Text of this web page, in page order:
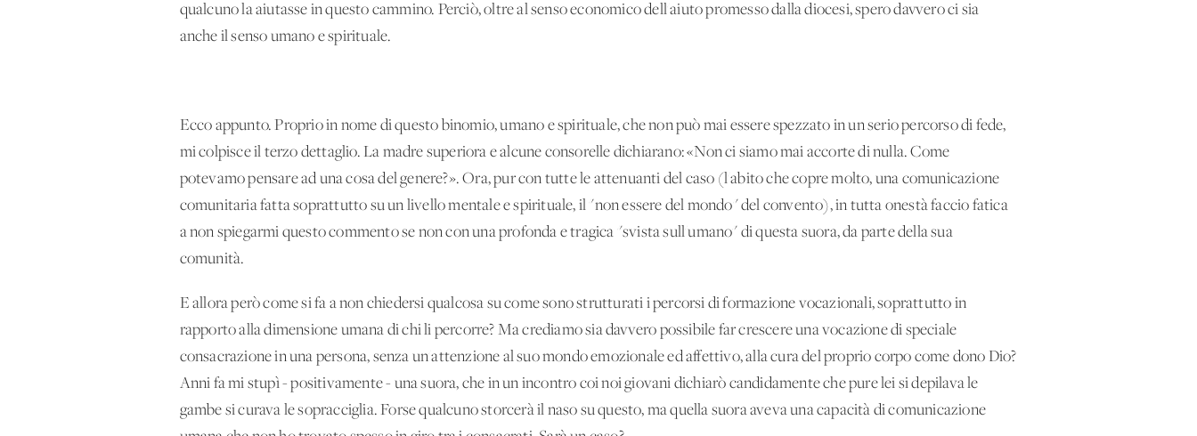
qualcuno la aiutasse in questo cammino. Perciò, oltre al senso economico dell'aiuto promesso dalla diocesi, spero davvero ci sia
anche il senso umano e spirituale.
Ecco appunto. Proprio in nome di questo binomio, umano e spirituale, che non può mai essere spezzato in un serio percorso di fede,
mi colpisce il terzo dettaglio. La madre superiora e alcune consorelle dichiarano: «Non ci siamo mai accorte di nulla. Come
potevamo pensare ad una cosa del genere?». Ora, pur con tutte le attenuanti del caso (l'abito che copre molto, una comunicazione
comunitaria fatta soprattutto su un livello mentale e spirituale, il "non essere del mondo" del convento), in tutta onestà faccio fatica
a non spiegarmi questo commento se non con una profonda e tragica "svista sull'umano" di questa suora, da parte della sua
comunità.
E allora però come si fa a non chiedersi qualcosa su come sono strutturati i percorsi di formazione vocazionali, soprattutto in
rapporto alla dimensione umana di chi li percorre? Ma crediamo sia davvero possibile far crescere una vocazione di speciale
consacrazione in una persona, senza un'attenzione al suo mondo emozionale ed affettivo, alla cura del proprio corpo come dono Dio?
Anni fa mi stupì - positivamente - una suora, che in un incontro coi noi giovani dichiarò candidamente che pure lei si depilava le
gambe si curava le sopracciglia. Forse qualcuno storcerà il naso su questo, ma quella suora aveva una capacità di comunicazione